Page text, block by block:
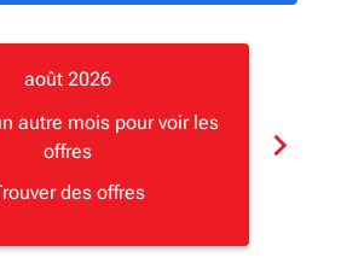
août 2026
autre mois pour voir les
offres
des offres
chevron_right